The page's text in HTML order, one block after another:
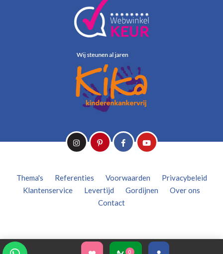
0
Thema's Referenties Voorwaarden
Privacybeleid
Klantenservice
Levertijd Gordijnen
Over ons
Contact